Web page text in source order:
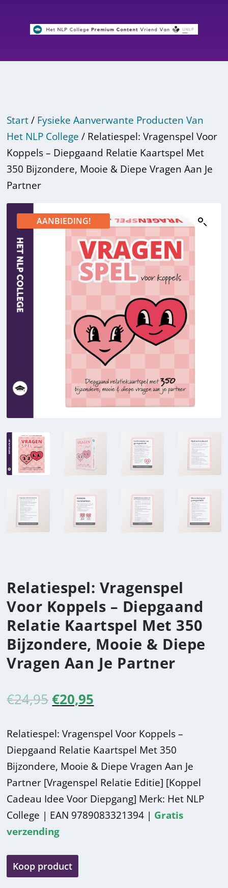
Start/ Fysieke Aanverwante Producten Van
Het NLP College / Relatiespel: Vragenspel Voor
Koppels – Diepgaand Relatie Kaartspel Met
350 Bijzondere, Mooie & Diepe Vragen Aan Je
Partner
AANBIEDING!
Relatiespel: Vragenspel
Voor Koppels – Diepgaand
Relatie Kaartspel Met 350
Bijzondere, Mooie & Diepe
Vragen Aan Je Partner
€24,95O
r
s
p
r
o
n
k
€20,95
i
d
i
g
Relatiespel: Vragenspel Voor Koppels –
Diepgaand Relatie Kaartspel Met 350
Bijzondere, Mooie & Diepe Vragen Aan Je
Partner [Vragenspel Relatie Editie] [Koppel
Cadeau Idee Voor Diepgang] Merk: Het NLP
College | EAN 9789083321394 | Gratis
verzending
Koop product